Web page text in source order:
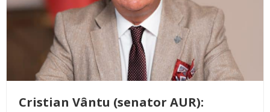
Cristian Vântu (senator AUR):